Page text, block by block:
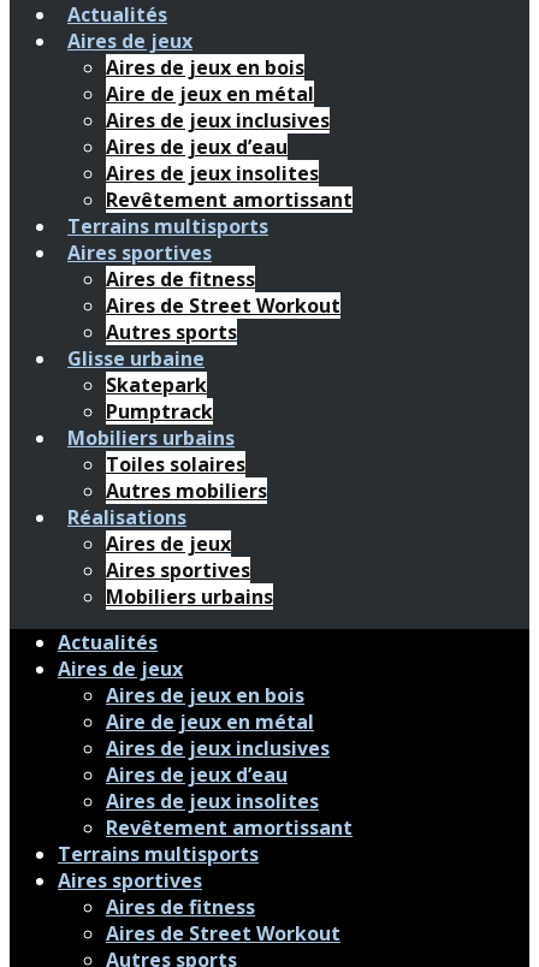
Actualités
Aires de jeux
Aires de jeux en bois
Aire de jeux en métal
Aires de jeux inclusives
Aires de jeux d’eau
Aires de jeux insolites
Revêtement amortissant
Terrains multisports
Aires sportives
Aires de fitness
Aires de Street Workout
Autres sports
Glisse urbaine
Skatepark
Pumptrack
Mobiliers urbains
Toiles solaires
Autres mobiliers
Réalisations
Aires de jeux
Aires sportives
Mobiliers urbains
Actualités
Aires de jeux
Aires de jeux en bois
Aire de jeux en métal
Aires de jeux inclusives
Aires de jeux d’eau
Aires de jeux insolites
Revêtement amortissant
Terrains multisports
Aires sportives
Aires de fitness
Aires de Street Workout
Autres sports